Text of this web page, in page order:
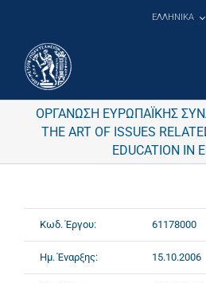
ΕΛΛΗΝΙΚΑ
ΟΡΓΑΝΩΣΗ ΕΥΡΩΠΑΪΚΗΣ
THE ART OF ISSUES
EDUCATION IN
Κωδ. Έργου: 61178000
Ημ. Έναρξης: 15.10.2006